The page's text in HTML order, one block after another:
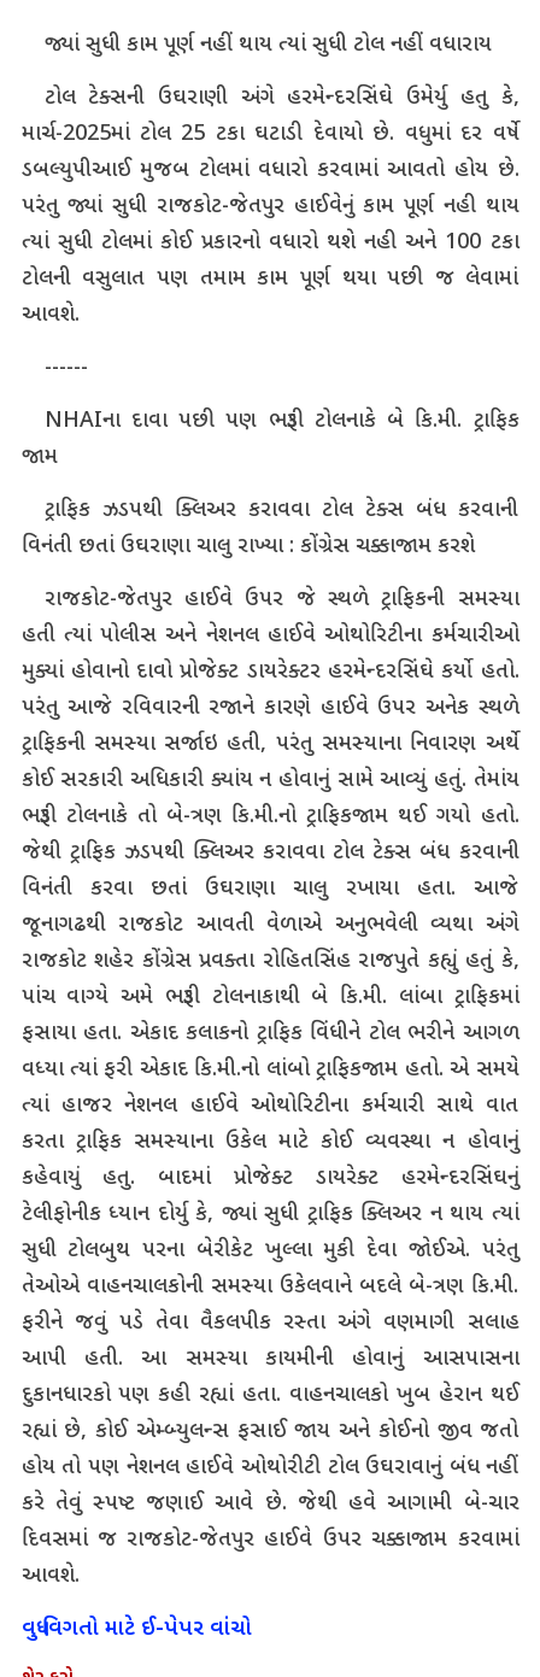
જ્યાં સુધી કામ પૂર્ણ નહીં થાય ત્યાં સુધી ટોલ નહીં વધારાય
ટોલ ટેક્સની ઉઘરાણી અંગે હરમેન્દરસિંઘે ઉમેર્યુ હતુ કે,
માર્ચ-2025માં ટોલ 25 ટકા ઘટાડી દેવાયો છે. વધુમાં દર વર્ષે
ડબલ્યુપીઆઈ મુજબ ટોલમાં વધારો કરવામાં આવતો હોય છે.
પરંતુ જ્યાં સુધી રાજકોટ-જેતપુર હાઈવેનું કામ પૂર્ણ નહી થાય
ત્યાં સુધી ટોલમાં કોઈ પ્રકારનો વધારો થશે નહી અને 100 ટકા
ટોલની વસુલાત પણ તમામ કામ પૂર્ણ થયા પછી જ લેવામાં
આવશે.
------
NHAIના દાવા પછી પણ ભરૂડી ટોલનાકે બે કિ.મી. ટ્રાફિક
જામ
ટ્રાફિક ઝડપથી ક્લિઅર કરાવવા ટોલ ટેક્સ બંધ કરવાની
વિનંતી છતાં ઉઘરાણા ચાલુ રાખ્યા : કોંગ્રેસ ચક્કાજામ કરશે
રાજકોટ-જેતપુર હાઈવે ઉપર જે સ્થળે ટ્રાફિકની સમસ્યા
હતી ત્યાં પોલીસ અને નેશનલ હાઈવે ઓથોરિટીના કર્મચારીઓ
મુક્યાં હોવાનો દાવો પ્રોજેક્ટ ડાયરેક્ટર હરમેન્દરસિંઘે કર્યો હતો.
પરંતુ આજે રવિવારની રજાને કારણે હાઈવે ઉપર અનેક સ્થળે
ટ્રાફિકની સમસ્યા સર્જાઇ હતી, પરંતુ સમસ્યાના નિવારણ અર્થે
કોઈ સરકારી અધિકારી ક્યાંય ન હોવાનું સામે આવ્યું હતું. તેમાંય
ભરૂડી ટોલનાકે તો બે-ત્રણ કિ.મી.નો ટ્રાફિકજામ થઈ ગયો હતો.
જેથી ટ્રાફિક ઝડપથી ક્લિઅર કરાવવા ટોલ ટેક્સ બંધ કરવાની
વિનંતી કરવા છતાં ઉઘરાણા ચાલુ રખાયા હતા. આજે
જૂનાગઢથી રાજકોટ આવતી વેળાએ અનુભવેલી વ્યથા અંગે
રાજકોટ શહેર કોંગ્રેસ પ્રવક્તા રોહિતસિંહ રાજપુતે કહ્યું હતું કે,
પાંચ વાગ્યે અમે ભરૂડી ટોલનાકાથી બે કિ.મી. લાંબા ટ્રાફિકમાં
ફસાયા હતા. એકાદ કલાકનો ટ્રાફિક વિંધીને ટોલ ભરીને આગળ
વધ્યા ત્યાં ફરી એકાદ કિ.મી.નો લાંબો ટ્રાફિકજામ હતો. એ સમયે
ત્યાં હાજર નેશનલ હાઈવે ઓથોરિટીના કર્મચારી સાથે વાત
કરતા ટ્રાફિક સમસ્યાના ઉકેલ માટે કોઈ વ્યવસ્થા ન હોવાનું
કહેવાયું હતુ. બાદમાં પ્રોજેક્ટ ડાયરેક્ટ હરમેન્દરસિંઘનું
ટેલીફોનીક ધ્યાન દોર્યુ કે, જ્યાં સુધી ટ્રાફિક ક્લિઅર ન થાય ત્યાં
સુધી ટોલબુથ પરના બેરીકેટ ખુલ્લા મુકી દેવા જોઈએ. પરંતુ
તેઓએ વાહનચાલકોની સમસ્યા ઉકેલવાને બદલે બે-ત્રણ કિ.મી.
ફરીને જવું પડે તેવા વૈકલપીક રસ્તા અંગે વણમાગી સલાહ
આપી હતી. આ સમસ્યા કાયમીની હોવાનું આસપાસના
દુકાનધારકો પણ કહી રહ્યાં હતા. વાહનચાલકો ખુબ હેરાન થઈ
રહ્યાં છે, કોઈ એમ્બ્યુલન્સ ફસાઈ જાય અને કોઈનો જીવ જતો
હોય તો પણ નેશનલ હાઈવે ઓથોરીટી ટોલ ઉઘરાવાનું બંધ નહીં
કરે તેવું સ્પષ્ટ જણાઈ આવે છે. જેથી હવે આગામી બે-ચાર
દિવસમાં જ રાજકોટ-જેતપુર હાઈવે ઉપર ચક્કાજામ કરવામાં
આવશે.
વધુ વિગતો માટે ઈ-પેપર વાંચો